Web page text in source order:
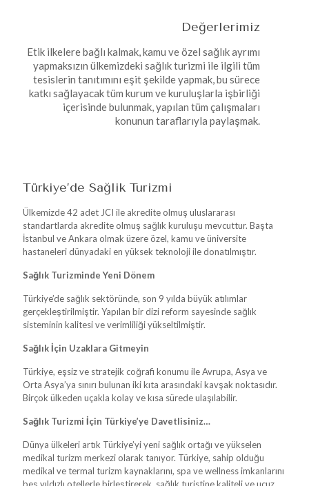
Değerlerimiz
Etik ilkelere bağlı kalmak, kamu ve özel sağlık ayrımı
yapmaksızın ülkemizdeki sağlık turizmi ile ilgili tüm
tesislerin tanıtımını eşit şekilde yapmak, bu sürece
katkı sağlayacak tüm kurum ve kuruluşlarla işbirliği
içerisinde bulunmak, yapılan tüm çalışmaları
konunun taraflarıyla paylaşmak.
Türkiye’de Sağlık Turizmi
Ülkemizde 42 adet JCI ile akredite olmuş uluslararası
standartlarda akredite olmuş sağlık kuruluşu mevcuttur. Başta
İstanbul ve Ankara olmak üzere özel, kamu ve üniversite
hastaneleri dünyadaki en yüksek teknoloji ile donatılmıştır.
Sağlık Turizminde Yeni Dönem
Türkiye’de sağlık sektöründe, son 9 yılda büyük atılımlar
gerçekleştirilmiştir. Yapılan bir dizi reform sayesinde sağlık
sisteminin kalitesi ve verimliliği yükseltilmiştir.
Sağlık İçin Uzaklara Gitmeyin
Türkiye, eşsiz ve stratejik coğrafi konumu ile Avrupa, Asya ve
Orta Asya’ya sınırı bulunan iki kıta arasındaki kavşak noktasıdır.
Birçok ülkeden uçakla kolay ve kısa sürede ulaşılabilir.
Sağlık Turizmi İçin Türkiye’ye Davetlisiniz…
Dünya ülkeleri artık Türkiye’yi yeni sağlık ortağı ve yükselen
medikal turizm merkezi olarak tanıyor. Türkiye, sahip olduğu
medikal ve termal turizm kaynaklarını, spa ve wellness imkanlarını